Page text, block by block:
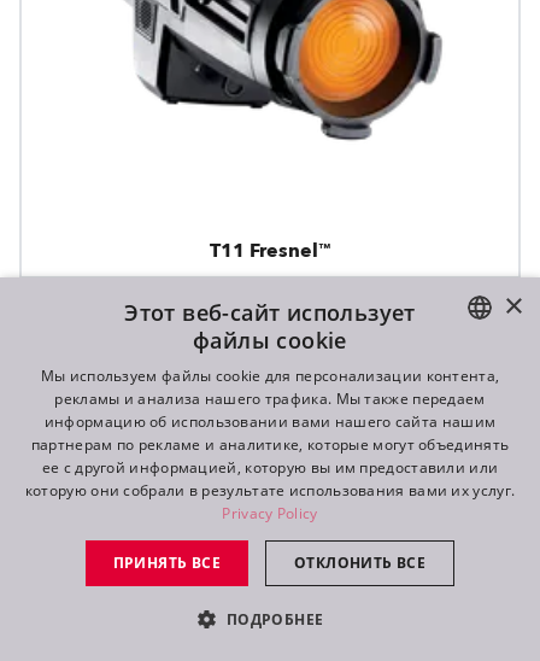
T11 Fresnel™
ENGLISH
DE
FR
RU
×
Этот веб-сайт использует
файлы cookie
Мы используем файлы cookie для персонализации контента,
рекламы и анализа нашего трафика. Мы также передаем
информацию об использовании вами нашего сайта нашим
партнерам по рекламе и аналитике, которые могут объединять
ее с другой информацией, которую вы им предоставили или
которую они собрали в результате использования вами их услуг.
Privacy Policy
ПРИНЯТЬ ВСЕ ОТКЛОНИТЬ ВСЕ
ПОДРОБНЕЕ